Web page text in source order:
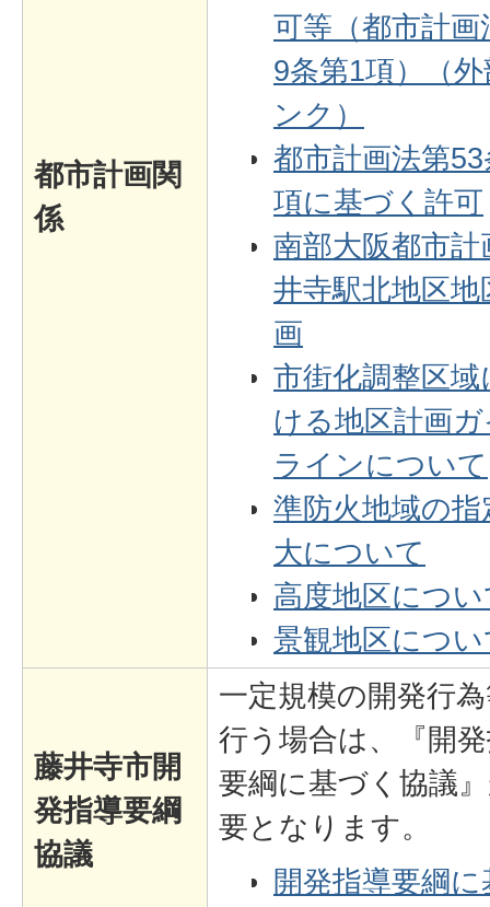
都市計画関
係
可等（都市計画
9条第1項）（
ンク）
都市計画法第
項に基づく許可
南部大阪都市計
井寺駅北地区地
画
市街化調整区域
ける地区計画
ラインについて
準防火地域の指
大について
高度地区につ
景観地区につ
藤井寺市開
発指導要綱
協議
一定規模の開発行
行う場合は、『開
要綱に基づく協議
要となります。
開発指導要綱に